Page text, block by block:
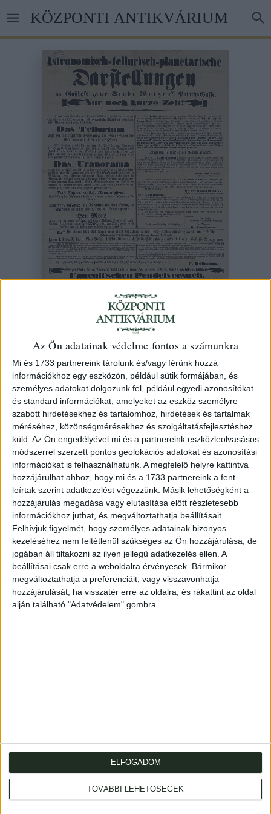
Az Ön adatainak védelme fontos a számunkra
Mi és 1733 partnereink tárolunk és/vagy férünk hozzá
információkhoz egy eszközön, például sütik formájában, és
személyes adatokat dolgozunk fel, például egyedi azonosítókat
és standard információkat, amelyeket az eszköz személyre
szabott hirdetésekhez és tartalomhoz, hirdetések és tartalmak
méréséhez, közönségmérésekhez és szolgáltatásfejlesztéshez
küld. Az Ön engedélyével mi és a partnereink eszközleolvasásos
módszerrel szerzett pontos geolokációs adatokat és azonosítási
információkat is felhasználhatunk. A megfelelő helyre kattintva
hozzájárulhat ahhoz, hogy mi és a 1733 partnereink a fent
leírtak szerint adatkezelést végezzünk. Másik lehetőségként a
hozzájárulás megadása vagy elutasítása előtt részletesebb
információkhoz juthat, és megváltoztathatja beállításait.
Felhívjuk figyelmét, hogy személyes adatainak bizonyos
kezeléséhez nem feltétlenül szükséges az Ön hozzájárulása, de
jogában áll tiltakozni az ilyen jellegű adatkezelés ellen. A
beállításai csak erre a weboldalra érvényesek. Bármikor
megváltoztathatja a preferenciáit, vagy visszavonhatja
hozzájárulását, ha visszatér erre az oldalra, és rákattint az oldal
alján található "Adatvédelem" gombra.
TOVÁBBI LEHETŐSÉGEK
ELFOGADOM
tartalomra
KÖZPONTI ANTIKVÁRIUM
Astronomisch-tellurisch-planetarische
Darstellungen im Gasthofe "zur Stadt
Waitzen" Palatin-Gasse.
1854 Pesth J. Beimel und Basil v. Kozma
155. árverés/ 13.
Kikiáltási ár:80 000 Ft
Azonosító
101020
A magyar csillagászat történetének érdekes emléke, a
Nádor utcában működő Vác városához címzett fogadó
német nyelvű reklámplakátja. Az érdeklődők a hordozható
planetárium mellett tellúriumot és a Föld forgását
bizonyító Foucault-ingát is láthattak.
Cím: 1053 Budapest., Múzeum krt. 13-15.
Telefon: +36 1 317 3514